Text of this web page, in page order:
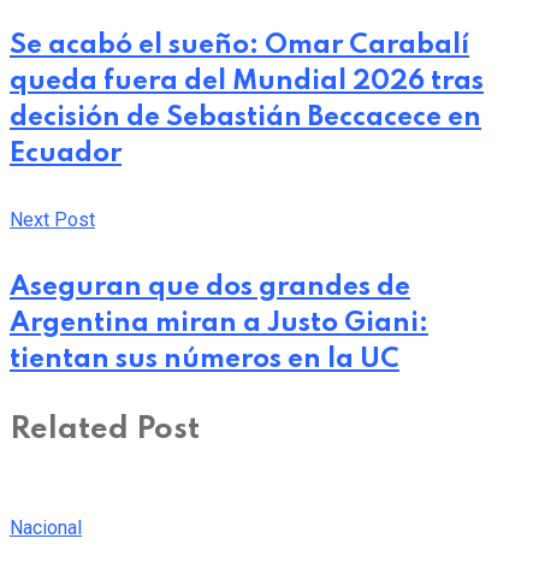
Se acabó el sueño: Omar Carabalí
queda fuera del Mundial 2026 tras
decisión de Sebastián Beccacece en
Ecuador
Next Post
Aseguran que dos grandes de
Argentina miran a Justo Giani:
tientan sus números en la UC
Related Post
Nacional